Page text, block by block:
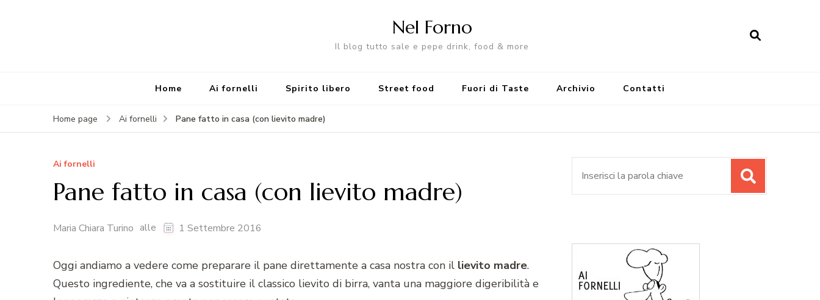
Nel Forno
Il blog tutto sale e pepe drink, food & more
Home Ai fornelli Spirito libero Street food Fuori di Taste Archivio Contatti
Home page Ai fornelli Pane fatto in casa (con lievito madre)
Ai fornelli
Pane fatto in casa (con lievito madre)
Maria Chiara Turino alle 1 Settembre 2016
Oggi andiamo a vedere come preparare il pane direttamente a casa nostra con il lievito madre.
Questo ingrediente, che va a sostituire il classico lievito di birra, vanta una maggiore digeribilità e